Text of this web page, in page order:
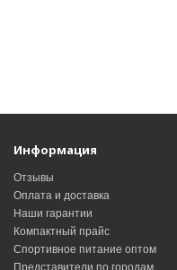
Информация
Отзывы
Оплата и доставка
Наши гарантии
Компактный прайс
Спортивное питание оптом